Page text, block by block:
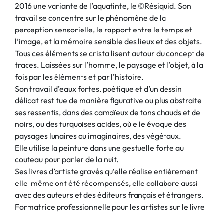
2016 une variante de l’aquatinte, le ©Résiquid. Son
travail se concentre sur le phénomène de la
perception sensorielle, le rapport entre le temps et
l’image, et la mémoire sensible des lieux et des objets.
Tous ces éléments se cristallisent autour du concept de
traces. Laissées sur l’homme, le paysage et l’objet, à la
fois par les éléments et par l’histoire.
Son travail d’eaux fortes, poétique et d’un dessin
délicat restitue de manière figurative ou plus abstraite
ses ressentis, dans des camaïeux de tons chauds et de
noirs, ou des turquoises acides, où elle évoque des
paysages lunaires ou imaginaires, des végétaux.
Elle utilise la peinture dans une gestuelle forte au
couteau pour parler de la nuit.
Ses livres d’artiste gravés qu‘elle réalise entièrement
elle-même ont été récompensés, elle collabore aussi
avec des auteurs et des éditeurs français et étrangers.
Formatrice professionnelle pour les artistes sur le livre